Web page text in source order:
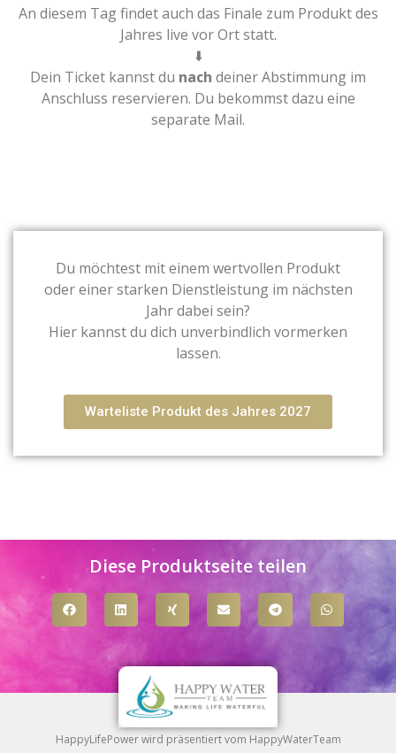
An diesem Tag findet auch das Finale zum Produkt des
Jahres live vor Ort statt.
⬇️
Dein Ticket kannst du nach deiner Abstimmung im
Anschluss reservieren. Du bekommst dazu eine
separate Mail.
Du möchtest mit einem wertvollen Produkt
oder einer starken Dienstleistung im nächsten
Jahr dabei sein?
Hier kannst du dich unverbindlich vormerken
lassen.
Warteliste Produkt des Jahres 2027
Diese Produktseite teilen
HappyLifePower wird präsentiert vom HappyWaterTeam